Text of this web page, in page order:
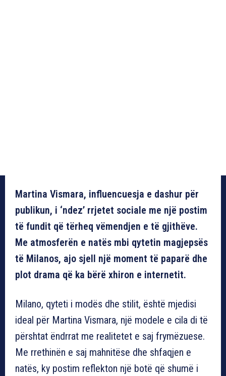
Martina Vismara, influencuesja e dashur për
publikun, i ‘ndez’ rrjetet sociale me një postim
të fundit që tërheq vëmendjen e të gjithëve.
Me atmosferën e natës mbi qytetin magjepsës
të Milanos, ajo sjell një moment të paparë dhe
plot drama që ka bërë xhiron e internetit.
Milano, qyteti i modës dhe stilit, është mjedisi
ideal për Martina Vismara, një modele e cila di të
përshtat ëndrrat me realitetet e saj frymëzuese.
Me rrethinën e saj mahnitëse dhe shfaqjen e
natës, ky postim reflekton një botë që shumë i